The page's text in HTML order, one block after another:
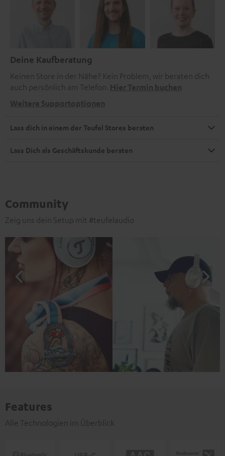
Deine Kaufberatung
Keinen Store in der Nähe? Kein Problem, wir beraten dich
auch persönlich am Telefon. Hier Termin buchen
Weitere Supportoptionen
Lass dich in einem der Teufel Stores beraten
Lass Dich als Geschäftskunde beraten
Community
Zeig uns dein Setup mit #teufelaudio
Features
Alle Technologien im Überblick